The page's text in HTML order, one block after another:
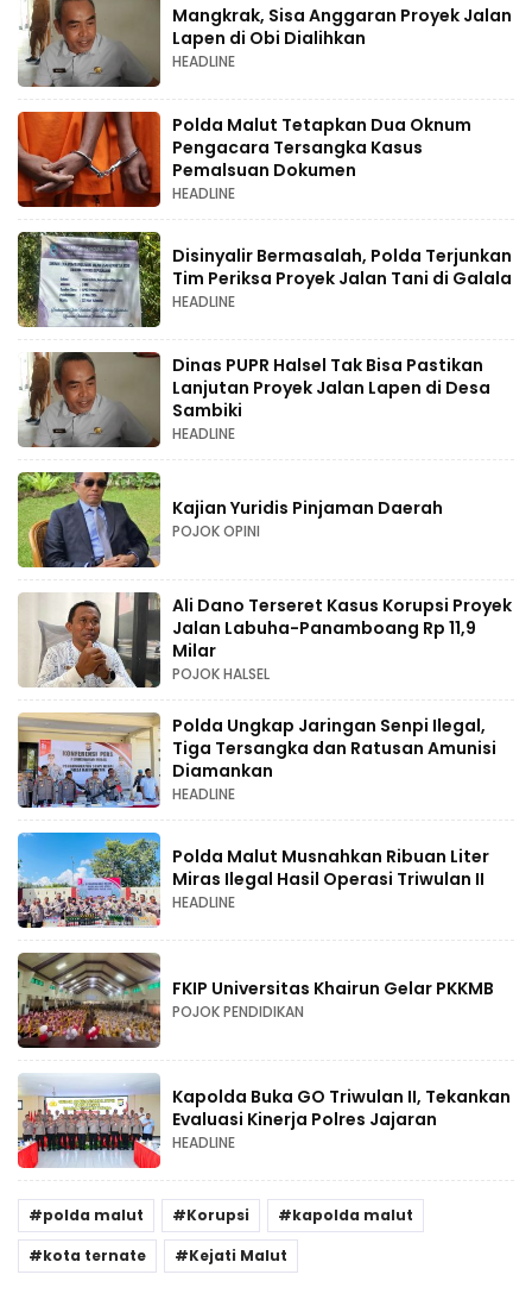
Mangkrak, Sisa Anggaran Proyek Jalan
Lapen di Obi Dialihkan
HEADLINE
Polda Malut Tetapkan Dua Oknum
Pengacara Tersangka Kasus
Pemalsuan Dokumen
HEADLINE
Disinyalir Bermasalah, Polda Terjunkan
Tim Periksa Proyek Jalan Tani di Galala
HEADLINE
Dinas PUPR Halsel Tak Bisa Pastikan
Lanjutan Proyek Jalan Lapen di Desa
Sambiki
HEADLINE
Kajian Yuridis Pinjaman Daerah
POJOK OPINI
Ali Dano Terseret Kasus Korupsi Proyek
Jalan Labuha-Panamboang Rp 11,9
Milar
POJOK HALSEL
Polda Ungkap Jaringan Senpi Ilegal,
Tiga Tersangka dan Ratusan Amunisi
Diamankan
HEADLINE
Polda Malut Musnahkan Ribuan Liter
Miras Ilegal Hasil Operasi Triwulan II
HEADLINE
FKIP Universitas Khairun Gelar PKKMB
POJOK PENDIDIKAN
Kapolda Buka GO Triwulan II, Tekankan
Evaluasi Kinerja Polres Jajaran
HEADLINE
polda malut Korupsi
kapolda malut
kota ternate
Kejati Malut